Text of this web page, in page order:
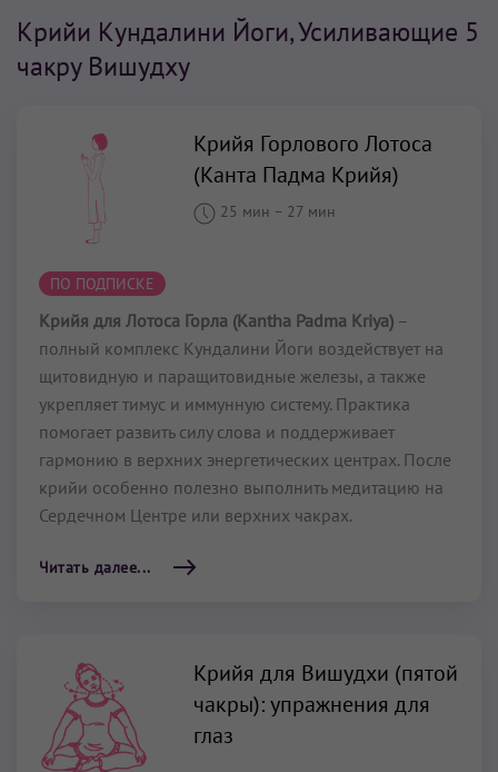
Крийи Кундалини Йоги, Усиливающие 5
чакру Вишудху
Крийя Горлового Лотоса
(Канта Падма Крийя)
25 мин – 27 мин
ПО ПОДПИСКЕ
Крийя для Лотоса Горла (Kantha Padma Kriya) –
полный комплекс Кундалини Йоги воздействует на
щитовидную и паращитовидные железы, а также
укрепляет тимус и иммунную систему. Практика
помогает развить силу слова и поддерживает
гармонию в верхних энергетических центрах. После
крийи особенно полезно выполнить медитацию на
Сердечном Центре или верхних чакрах.
Читать далее...
Крийя для Вишудхи (пятой
чакры): упражнения для
глаз